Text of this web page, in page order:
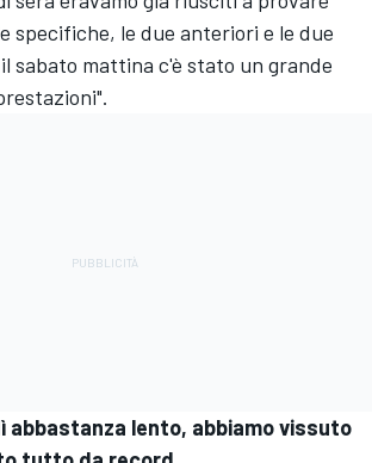
specifiche, le due anteriori e le due
sabato mattina c'è stato un grande
abbastanza lento, abbiamo vissuto